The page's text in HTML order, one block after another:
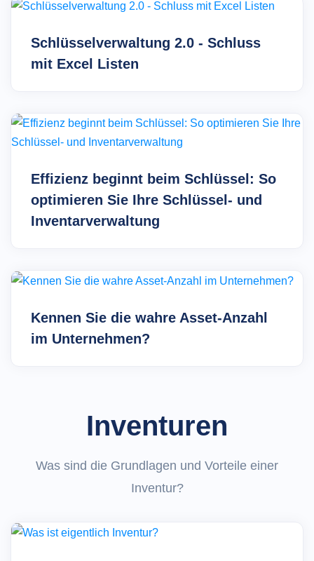
Schlüsselverwaltung 2.0 - Schluss
mit Excel Listen
Effizienz beginnt beim Schlüssel: So
optimieren Sie Ihre Schlüssel- und
Inventarverwaltung
Kennen Sie die wahre Asset-Anzahl
im Unternehmen?
Inventuren
Was sind die Grundlagen und Vorteile einer
Inventur?